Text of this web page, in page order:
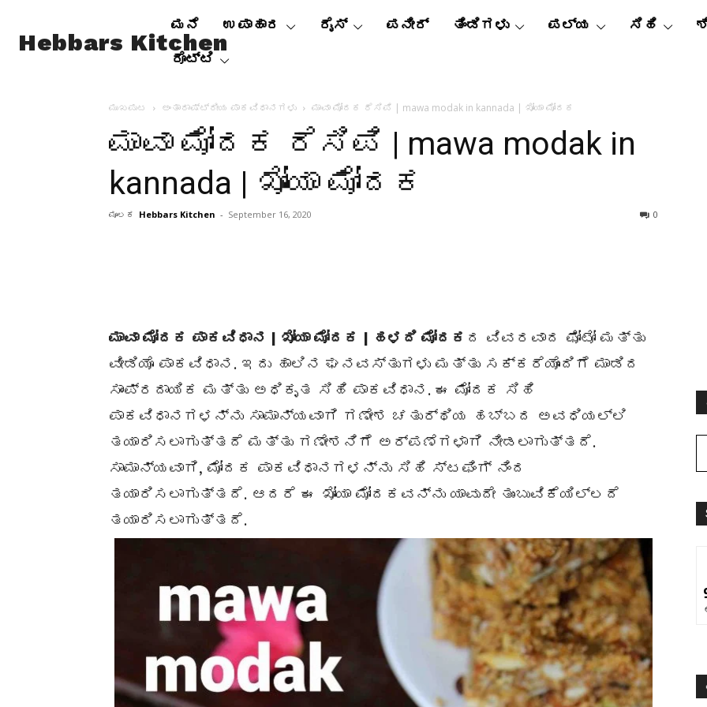
Hebbars Kitchen
ಮನೆ ಉಪಾಹಾರ ರೈಸ್ ಪನೀರ್ ತಿಂಡಿಗಳು ಪಲ್ಯ ಸಿಹಿ
ರೊಟ್ಟಿ
ಮುಖಪುಟ ಅಂತಾರಾಷ್ಟ್ರೀಯ ಪಾಕವಿಧಾನಗಳು ಮಾವಾ ಮೋದಕ ರೆಸಿಪಿ | mawa modak in kannada | ಖೋಯಾ ಮೋದಕ
ಮಾವಾ ಮೋದಕ ರೆಸಿಪಿ | mawa modak in
kannada | ಖೋಯಾ ಮೋದಕ
ಮೂಲಕ Hebbars Kitchen - September 16, 2020 0
ಮಾವಾ ಮೋದಕ ಪಾಕವಿಧಾನ | ಖೋಯಾ ಮೋದಕ | ಹಳದಿ ಮೋದಕ ದ ವಿವರವಾದ ಫೋಟೋ ಮತ್ತು
ವೀಡಿಯೊ ಪಾಕವಿಧಾನ. ಇದು ಹಾಲಿನ ಘನವಸ್ತುಗಳು ಮತ್ತು ಸಕ್ಕರೆಯೊಂದಿಗೆ ಮಾಡಿದ
ಸಾಂಪ್ರದಾಯಿಕ ಮತ್ತು ಅಧಿಕೃತ ಸಿಹಿ ಪಾಕವಿಧಾನ. ಈ ಮೋದಕ ಸಿಹಿ
ಪಾಕವಿಧಾನಗಳನ್ನು ಸಾಮಾನ್ಯವಾಗಿ ಗಣೇಶ ಚತುರ್ಥಿಯ ಹಬ್ಬದ ಅವಧಿಯಲ್ಲಿ
ತಯಾರಿಸಲಾಗುತ್ತದೆ ಮತ್ತು ಗಣೇಶನಿಗೆ ಅರ್ಪಣೆಗಳಾಗಿ ನೀಡಲಾಗುತ್ತದೆ.
ಸಾಮಾನ್ಯವಾಗಿ, ಮೋದಕ ಪಾಕವಿಧಾನಗಳನ್ನು ಸಿಹಿ ಸ್ಟಫಿಂಗ್ ನಿಂದ
ತಯಾರಿಸಲಾಗುತ್ತದೆ. ಆದರೆ ಈ ಖೋಯಾ ಮೋದಕವನ್ನು ಯಾವುದೇ ತುಂಬುವಿಕೆಯಿಲ್ಲದೆ
ತಯಾರಿಸಲಾಗುತ್ತದೆ.